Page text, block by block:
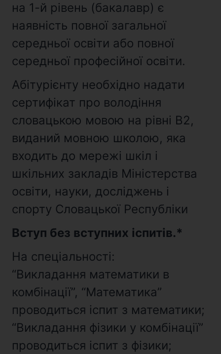
на 1-й рівень (бакалавр) є
наявність повної загальної
середньої освіти або повної
середньої професійної освіти.
Абітурієнту необхідно надати
сертифікат про володіння
словацькою мовою на рівні В2,
виданий мовною школою, яка
входить до мережі шкіл і
шкільних закладів Міністерства
освіти, науки, досліджень і
спорту Словацької Республіки
Вступ без вступних іспитів.*
На спеціальності:
“Викладання математики в
комбінації”, “Математика”
проводиться іспит з математики;
“Викладання фізики у комбінації”
проводиться іспит з фізики;